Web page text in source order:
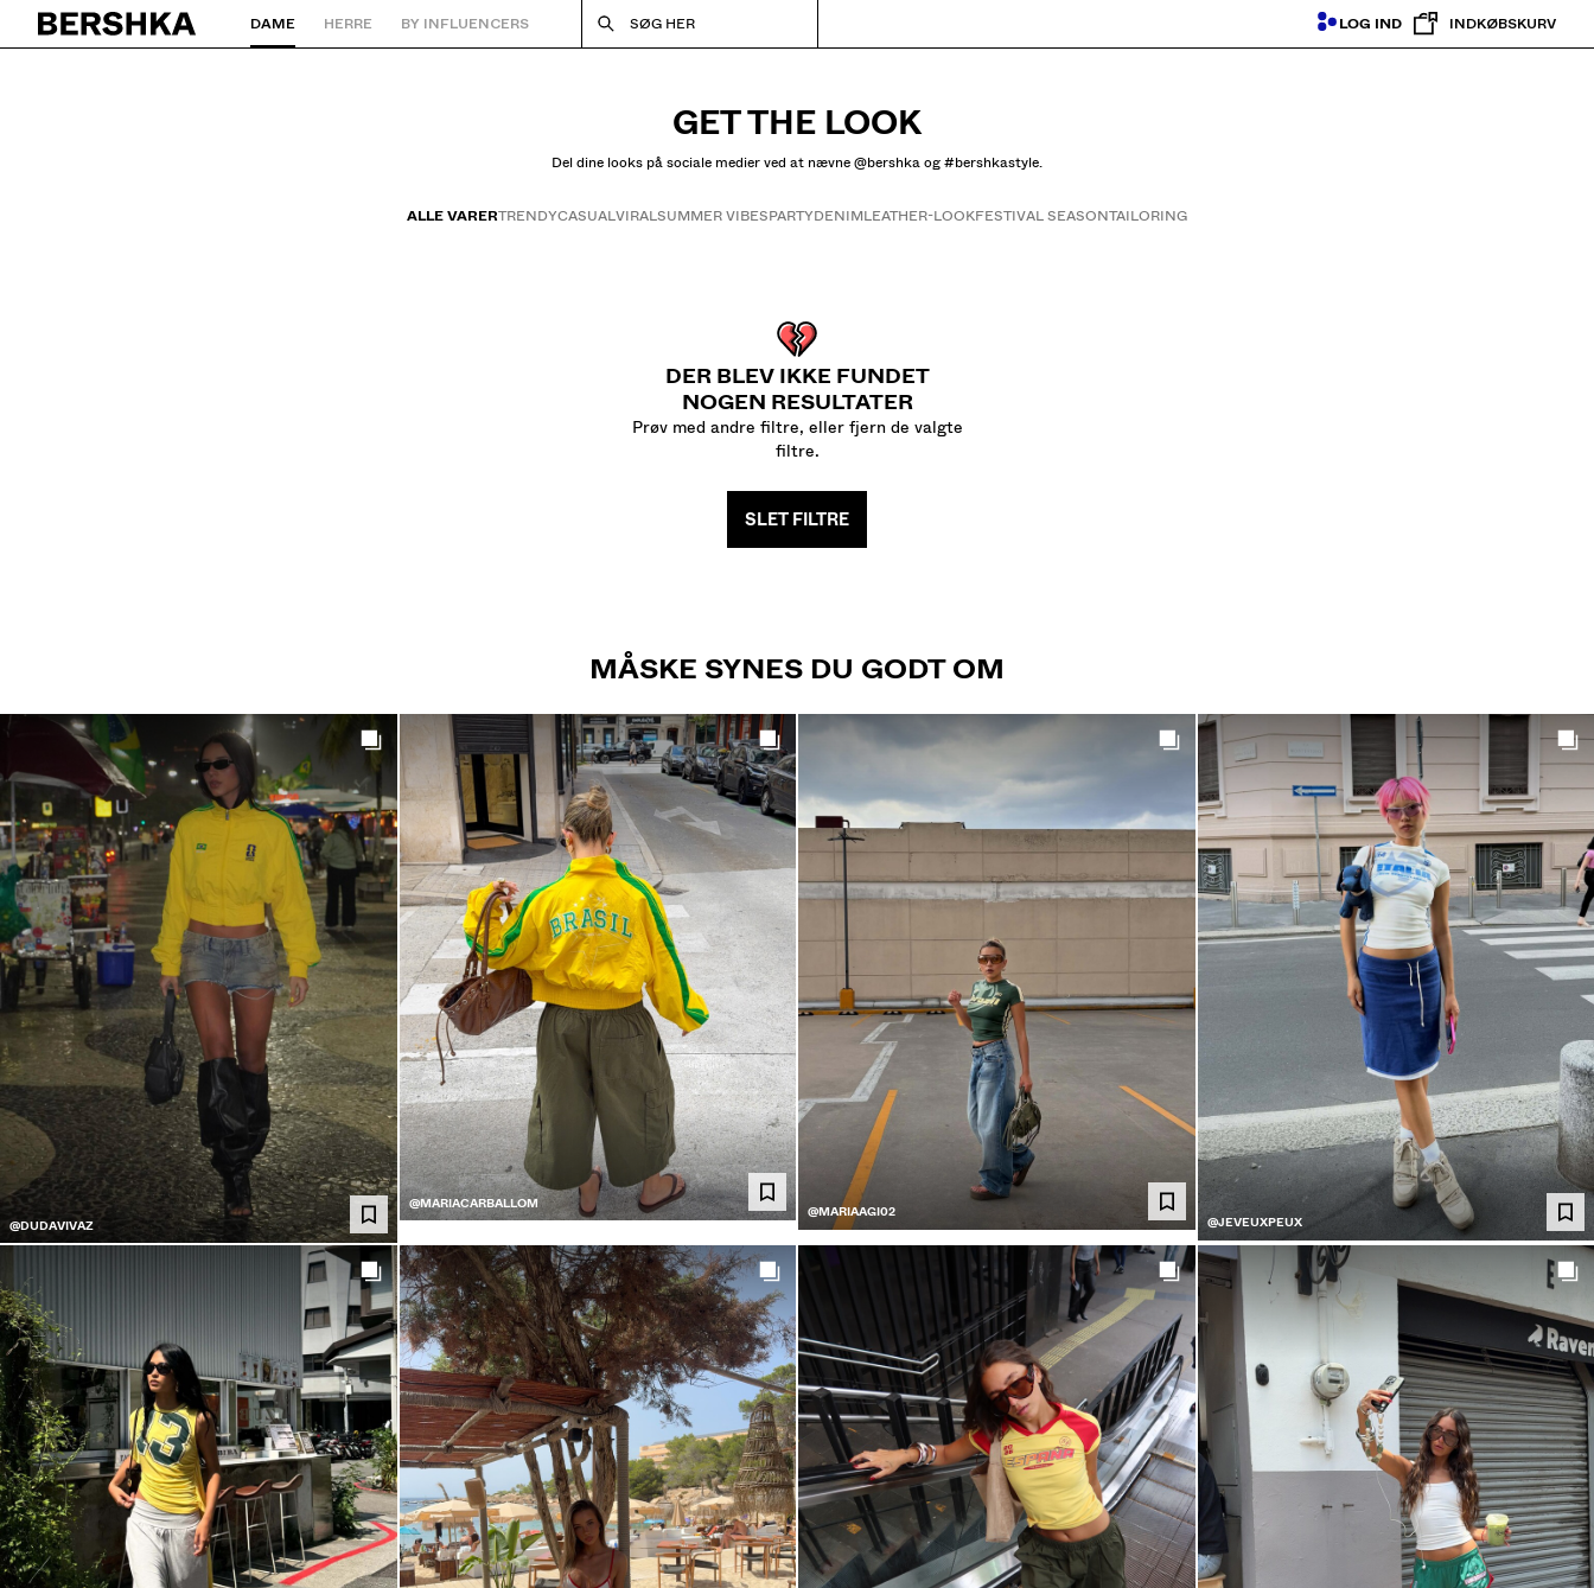
Gå tilbage til startsiden DAME HERRE BY INFLUENCERS SØG HER LOG IND INDKØBSKURV
GET THE LOOK
Del dine looks på sociale medier ved at nævne @bershka og #bershkastyle.
ALLE VARERTRENDYCASUALVIRALSUMMER VIBESPARTYDENIMLEATHER-LOOKFESTIVAL SEASONTAILORING
DER BLEV IKKE FUNDET
NOGEN RESULTATER
Prøv med andre filtre, eller fjern de valgte
filtre.
SLET FILTRE
MÅSKE SYNES DU GODT OM
Get the look
@DUDAVIVAZ
@MARIACARBALLOM
@MARIAAGI02
@JEVEUXPEUX